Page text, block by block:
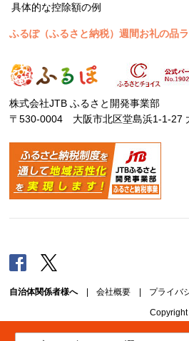
具体的な控除額の例
ふるぽ（ふるさと納税）週間お礼の品
株式会社JTB ふるさと開発事業部
〒530-0004 大阪市北区堂島浜1-1-27
Facebook
自治体関係者様へ| 会社概要 | プライバ